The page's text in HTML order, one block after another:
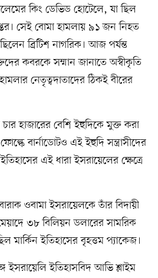
কিং ডেভিড হোটেলে, যা ছিল
সেই বোমা হামলায় ৯১ জন নিহত
ব্রিটিশ নাগরিক। আজ পর্যন্ত
কবরকে সম্মান জানাতে অস্বীকৃতি
নেতৃত্বদাতাদের ঠিকই বীরের
হাজারের বেশি ইহুদিকে মুক্ত করা
বার্নাডোটও এই ইহুদি সন্ত্রাসীদের
এই ধারা ইসরায়েলের ক্ষেত্রে
ওবামা ইসরায়েলকে তাঁর বিদায়ী
৩৮ বিলিয়ন ডলারের সামরিক
মার্কিন ইতিহাসের বৃহত্তম প্যাকেজ।
ইসরায়েলি ইতিহাসবিদ আভি শ্লাইম